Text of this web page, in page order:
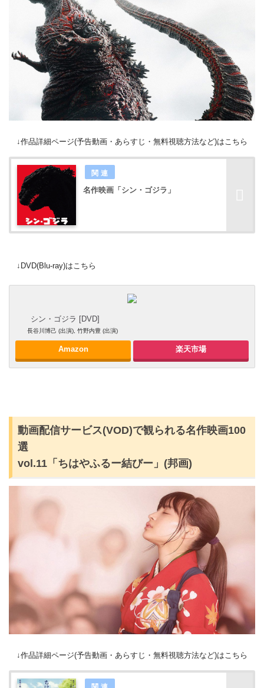
↓作品詳細ページ(予告動画・あらすじ・無料視聴方法など)はこちら
名作映画「シン・ゴジラ」
↓DVD(Blu-ray)はこちら
シン・ゴジラ [DVD]
長谷川博己 (出演), 竹野内豊 (出演)
Amazon 楽天市場
動画配信サービス(VOD)で観られる名作映画100
選
vol.11「ちはやふるー結びー」(邦画)
↓作品詳細ページ(予告動画・あらすじ・無料視聴方法など)はこちら